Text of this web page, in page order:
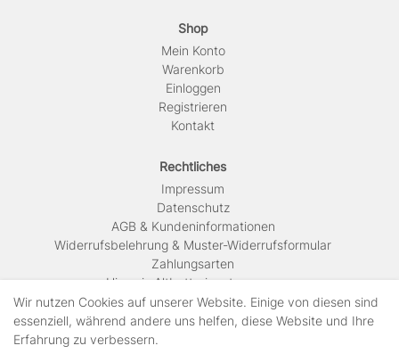
Shop
Mein Konto
Warenkorb
Einloggen
Registrieren
Kontakt
Rechtliches
Impressum
Daten­schutz
AGB & Kundeninformationen
Widerrufsbelehrung & Muster-Widerrufsformular
Zahlungsarten
Hinweis Altbatterieentsorgung
Versandkosten & Lieferinformationen
Zahlungsarten
Wir nutzen Cookies auf unserer Website. Einige von diesen sind
essenziell, während andere uns helfen, diese Website und Ihre
Erfahrung zu verbessern.